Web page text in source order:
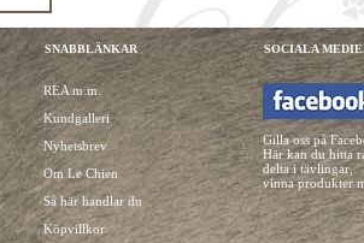
SNABBLÄNKAR
REA m.m.
Kundgalleri
Nyhetsbrev
Om Le Chien
Så här handlar du
Köpvillkor
SOCIALA
Gilla oss på
Här kan du hitta
delta i tävlingar,
vinna produkter